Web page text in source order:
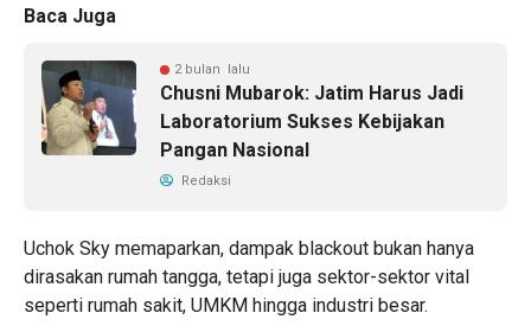
Baca Juga
2 bulan lalu
Chusni Mubarok: Jatim Harus Jadi
Laboratorium Sukses Kebijakan
Pangan Nasional
Redaksi
Uchok Sky memaparkan, dampak blackout bukan hanya
dirasakan rumah tangga, tetapi juga sektor-sektor vital
seperti rumah sakit, UMKM hingga industri besar.